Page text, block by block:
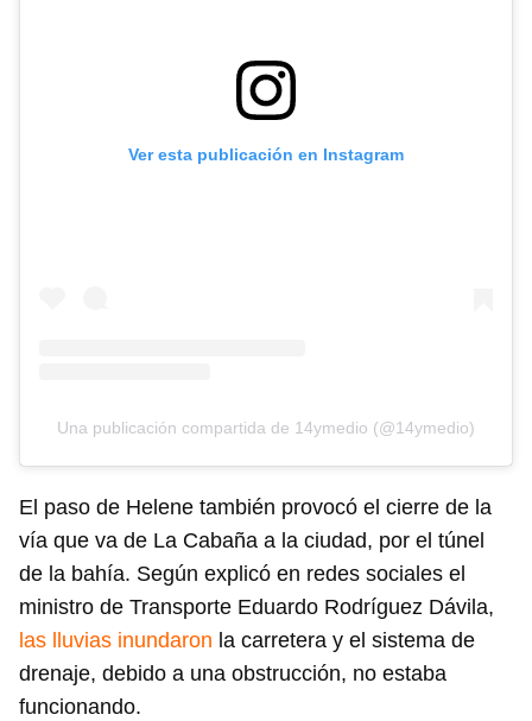
Guardar como favorito
Para poder guardar como favorito, primero has de
iniciar sesión con tu cuenta de 14ymedio.
Ver esta publicación en Instagram
Una publicación compartida de 14ymedio (@14ymedio)
El paso de Helene también provocó el cierre de la
vía que va de La Cabaña a la ciudad, por el túnel
de la bahía. Según explicó en redes sociales el
ministro de Transporte Eduardo Rodríguez Dávila,
las lluvias inundaron la carretera y el sistema de
drenaje, debido a una obstrucción, no estaba
funcionando.